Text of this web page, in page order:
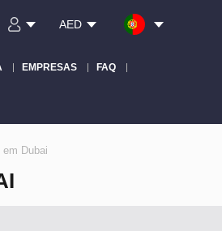
AED
EMPRESAS FAQ
Dubai